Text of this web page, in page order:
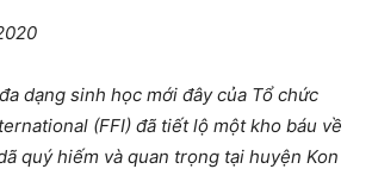
dạng sinh học mới đây của Tổ chức
(FFI) đã tiết lộ một kho báu về
quý hiếm và quan trọng tại huyện Kon